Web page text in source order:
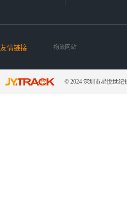
友情链接 物流网站
© 2024 深圳市星悦世纪